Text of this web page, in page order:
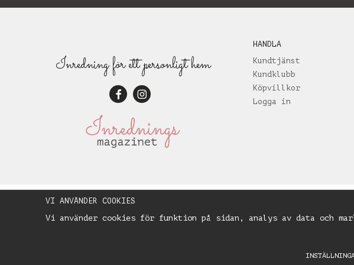
Inredning för ett personligt hem
HANDLA
Kundtjänst
Kundklubb
Köpvillkor
Logga in
VI ANVÄNDER COOKIES
Vi använder cookies för funktion på sidan, analys av data och